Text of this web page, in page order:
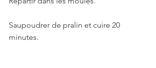
Saupoudrer de pralin et cuire 20
minutes.